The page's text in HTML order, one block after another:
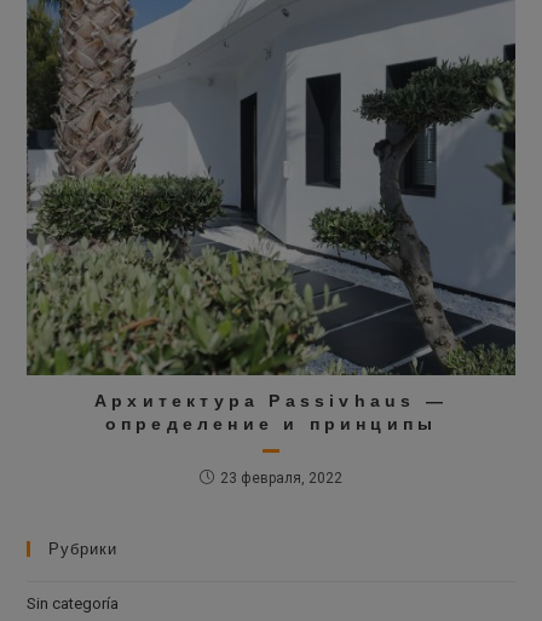
Архитектура Passivhaus —
определение и принципы
23 февраля, 2022
Рубрики
Sin categoría